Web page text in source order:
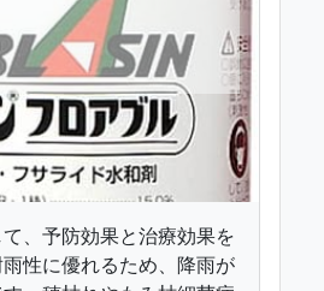
、予防効果と治療効果を
性に優れるため、降雨が